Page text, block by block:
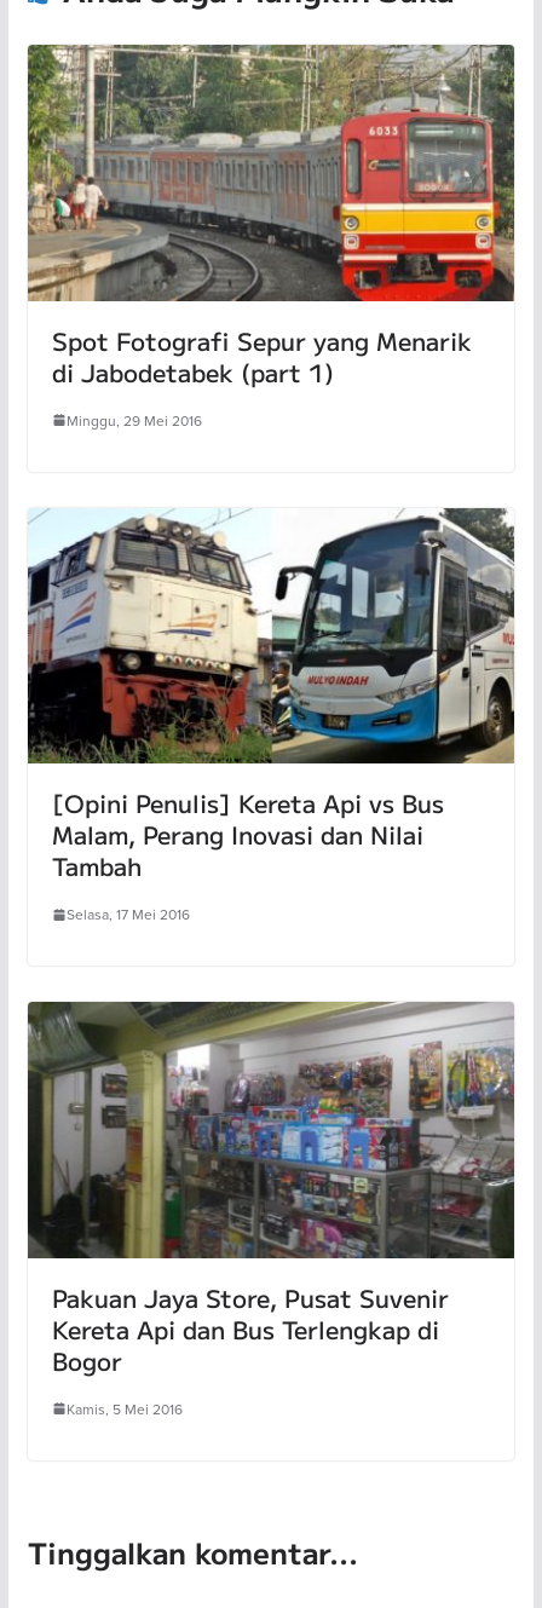
Spot Fotografi Sepur yang Menarik
di Jabodetabek (part 1)
Minggu, 29 Mei 2016
[Opini Penulis] Kereta Api vs Bus
Malam, Perang Inovasi dan Nilai
Tambah
Selasa, 17 Mei 2016
Pakuan Jaya Store, Pusat Suvenir
Kereta Api dan Bus Terlengkap di
Bogor
Kamis, 5 Mei 2016
Tinggalkan komentar...